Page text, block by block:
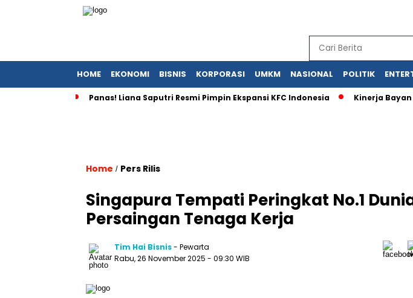
HOME EKONOMI BISNIS KORPORASI UMKM NASIONAL POLITIK
Panas! Liana Saputri Resmi Pimpin Ekspansi KFC Indonesia Kinerja
Home / Pers Rilis
Singapura Tempati Peringkat No.1
Persaingan Tenaga Kerja
Tim Hai Bisnis- Pewarta
Rabu, 26 November 2025 - 09:30 WIB